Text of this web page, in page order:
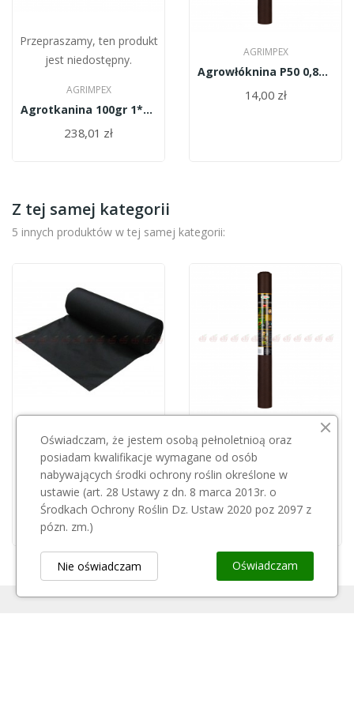
Przepraszamy, ten produkt
jest niedostępny.
AGRIMPEX
Agrotkanina 100gr 1*100cm/biało-czarna/
238,01 zł
AGRIMPEX
Agrowłóknina P50 0,8*5cm/brązowo-czarna/rolka
14,00 zł
Z tej samej kategorii
5 innych produktów w tej samej kategorii:
jest niedostępny.
AGRIMPEX
Agrowłóknina P50 1,2*100cm/czarna/
155,00 zł
Przepraszamy, ten produkt
jest niedostępny.
AGRIMPEX
34,00 zł
Oświadczam, że jestem osobą pełnoletnioą oraz
posiadam kwalifikacje wymagane od osób
nabywających środki ochrony roślin określone w
ustawie (art. 28 Ustawy z dn. 8 marca 2013r. o
Środkach Ochrony Roślin Dz. Ustaw 2020 poz 2097 z
pózn. zm.)
Oświadczam
Nie oświadczam